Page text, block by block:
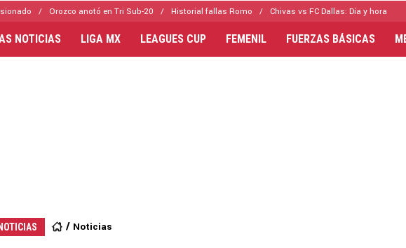
Orozco anotó en Tri Sub-20 Historial fallas Romo Chivas vs FC Dallas: Día y hora
NOTICIAS LIGA MX LEAGUES CUP FEMENIL FUERZAS BÁSICAS
NOTICIAS Noticias